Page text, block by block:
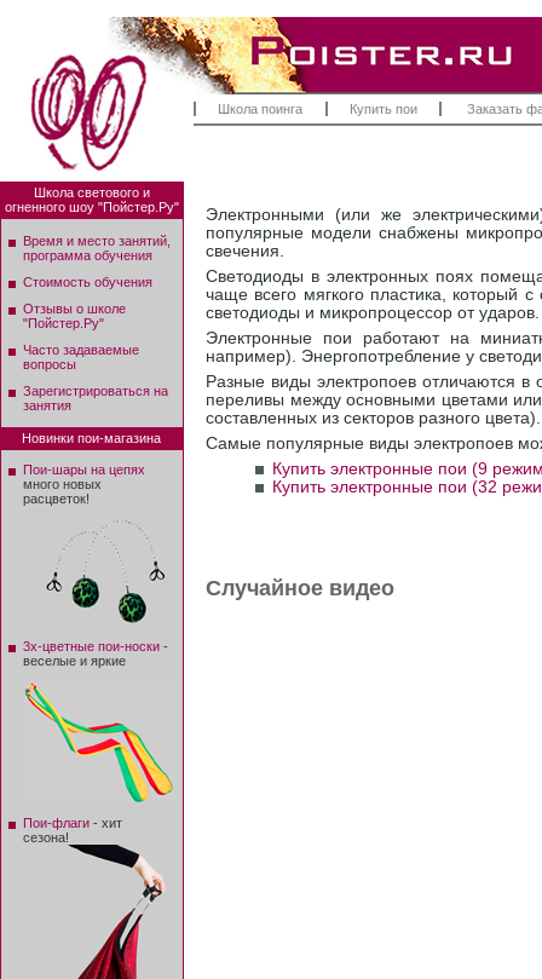
Школа поинга Купить пои Заказать
Электронными (или же
популярные модели снабжены
свечения.
Светодиоды в электронных поях
чаще всего мягкого пластика, который
светодиоды и микропроцессор от ударов.
Электронные пои работают на
например). Энергопотребление у
Разные виды электропоев отличаются
переливы между основными цветами или
составленных из секторов разного цвета).
Самые популярные виды электропоев
Купить электронные пои (9
Купить электронные пои (32
Случайное видео
Школа светового и
огненного шоу "Пойстер.Ру"
Время и место занятий,
программа обучения
Стоимость обучения
Отзывы о школе
"Пойстер.Ру"
Часто задаваемые
вопросы
Зарегистрироваться на
занятия
Новинки пои-магазина
Пои-шары на цепях
много новых
расцветок!
3х-цветные пои-носки -
веселые и яркие
Пои-флаги - хит
сезона!